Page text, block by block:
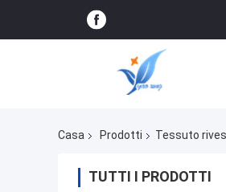
Casa Prodotti Tessuto
TUTTI I PRODOTTI